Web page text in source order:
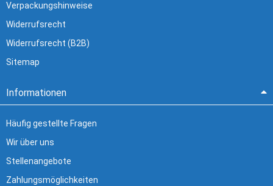
Verpackungshinweise
Widerrufsrecht
Widerrufsrecht (B2B)
Sitemap
Informationen
Häufig gestellte Fragen
Wir über uns
Stellenangebote
Zahlungsmöglichkeiten